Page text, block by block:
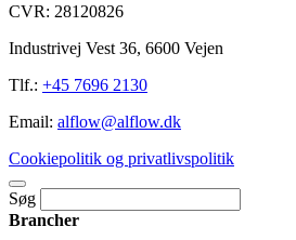
CVR: 28120826
Industrivej Vest 36, 6600 Vejen
Tlf.: +45 7696 2130
Email: alflow@alflow.dk
Cookiepolitik og privatlivspolitik
Søg
Brancher